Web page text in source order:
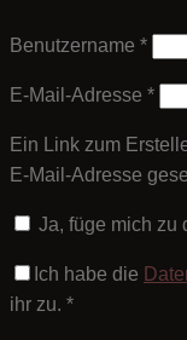
Benutzername *
E-Mail-Adresse *
Ein Link zum
E-Mail-Adresse
Ja, füge mich zu
Ich habe die
ihr zu. *